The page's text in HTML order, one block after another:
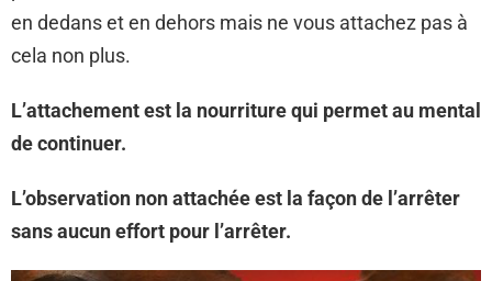
en dedans et en dehors mais ne vous attachez pas à
cela non plus.
L’attachement est la nourriture qui permet au mental
de continuer.
L’observation non attachée est la façon de l’arrêter
sans aucun effort pour l’arrêter.